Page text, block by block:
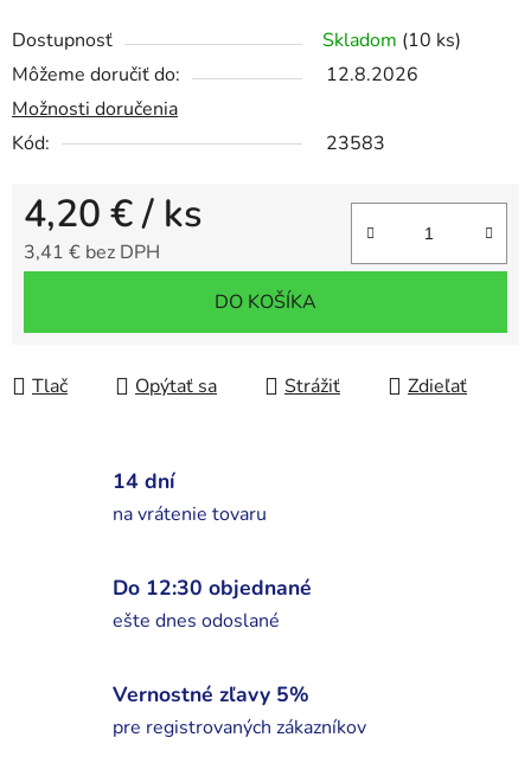
Dostupnosť Skladom (10 ks)
Môžeme doručiť do:
12.8.2026
Možnosti doručenia
Kód:
23583
4,20 €/ ks
3,41 € bez DPH
DO KOŠÍKA
Tlač Opýtať sa Strážiť Zdieľať
14 dní
na vrátenie tovaru
Do 12:30 objednané
ešte dnes odoslané
Vernostné zľavy 5%
pre registrovaných zákazníkov